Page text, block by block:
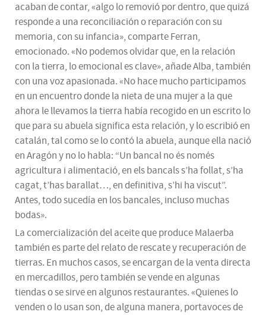
acaban de contar, «algo lo removió por dentro, que quizá
responde a una reconciliación o reparación con su
memoria, con su infancia», comparte Ferran,
emocionado. «No podemos olvidar que, en la relación
con la tierra, lo emocional es clave», añade Alba, también
con una voz apasionada. «No hace mucho participamos
en un encuentro donde la nieta de una mujer a la que
ahora le llevamos la tierra había recogido en un escrito lo
que para su abuela significa esta relación, y lo escribió en
catalán, tal como se lo contó la abuela, aunque ella nació
en Aragón y no lo habla: “Un bancal no és només
agricultura i alimentació, en els bancals s’ha follat, s’ha
cagat, t’has barallat…, en definitiva, s’hi ha viscut”.
Antes, todo sucedía en los bancales, incluso muchas
bodas».
La comercialización del aceite que produce Malaerba
también es parte del relato de rescate y recuperación de
tierras. En muchos casos, se encargan de la venta directa
en mercadillos, pero también se vende en algunas
tiendas o se sirve en algunos restaurantes. «Quienes lo
venden o lo usan son, de alguna manera, portavoces de